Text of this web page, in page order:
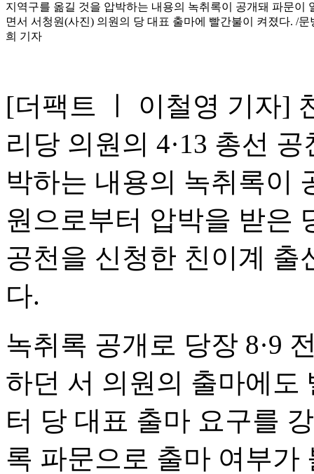
지역구를 옮길 것을 압박하는 내용의 녹취록이 공개돼 파문이
면서 서청원(사진) 의원의 당 대표 출마에 빨간불이 켜졌다. /문
희 기자
[더팩트 ㅣ 이철영 기자]
리당 의원의 4·13 총선
박하는 내용의 녹취록이
원으로부터 압박을 받은
공천을 신청한 친이계 출
다.
녹취록 공개로 당장 8·9
하던 서 의원의 출마에도
터 당 대표 출마 요구를
록 파문으로 출마 여부가